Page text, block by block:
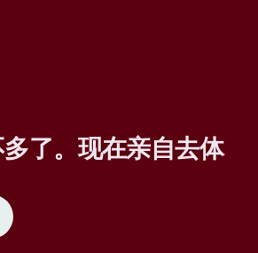
了。现在亲自去体